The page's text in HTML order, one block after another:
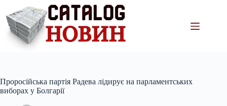
вмісту
Проросійська партія Радева лідирує на парламентських
виборах у Болгарії